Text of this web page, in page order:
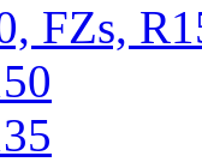
FZs,